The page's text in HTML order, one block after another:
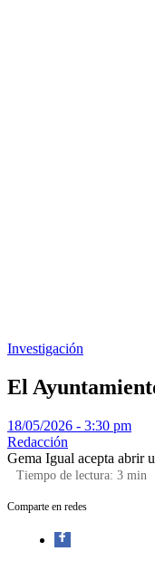
Investigación
El
18/05/2026 - 3:30 pm
Redacción
Gema Igual acepta abrir
Tiempo de lectura: 3 min
Comparte en redes